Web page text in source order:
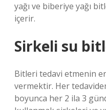
yağı ve biberiye yağı
içerir.
Sirkeli su
Bitleri tedavi etmenin
vermektir. Her
boyunca her 2 ila 3